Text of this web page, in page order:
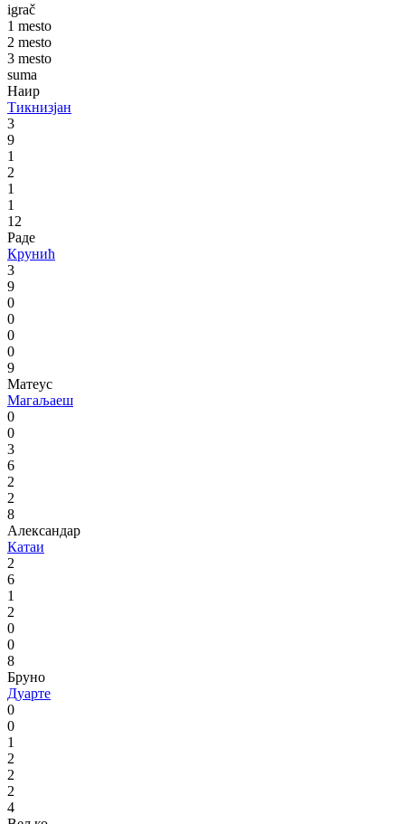
igrač
1 mesto
2 mesto
3 mesto
suma
Наир
Тикнизјан
3
9
1
2
1
1
12
Раде
Крунић
3
9
0
0
0
0
9
Матеус
Магаљаеш
0
0
3
6
2
2
8
Александар
Катаи
2
6
1
2
0
0
8
Бруно
Дуарте
0
0
1
2
2
2
4